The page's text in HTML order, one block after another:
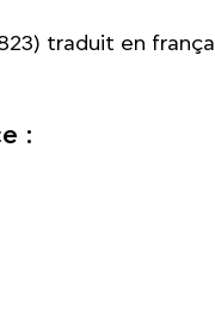
traduit en
: